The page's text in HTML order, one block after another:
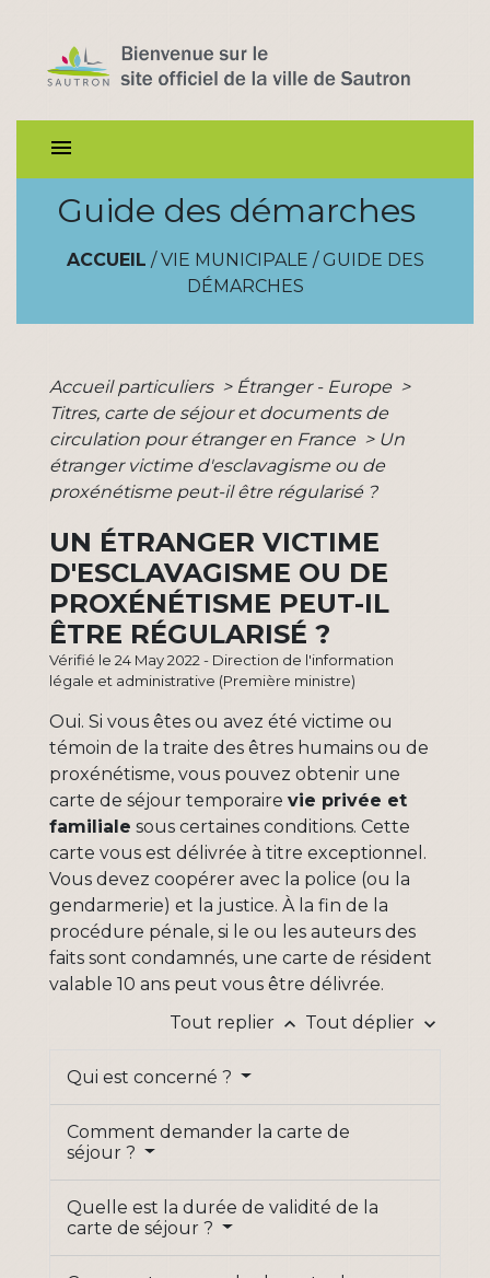
menu
Guide des démarches
ACCUEIL / VIE MUNICIPALE / GUIDE DES
DÉMARCHES
Accueil particuliers > Étranger - Europe >
Titres, carte de séjour et documents de
circulation pour étranger en France > Un
étranger victime d'esclavagisme ou de
proxénétisme peut-il être régularisé ?
UN ÉTRANGER VICTIME
D'ESCLAVAGISME OU DE
PROXÉNÉTISME PEUT-IL
ÊTRE RÉGULARISÉ ?
Vérifié le 24 May 2022 - Direction de l'information
légale et administrative (Première ministre)
Oui. Si vous êtes ou avez été victime ou
témoin de la traite des êtres humains ou de
proxénétisme, vous pouvez obtenir une
carte de séjour temporaire vie privée et
familiale sous certaines conditions. Cette
carte vous est délivrée à titre exceptionnel.
Vous devez coopérer avec la police (ou la
gendarmerie) et la justice. À la fin de la
procédure pénale, si le ou les auteurs des
faits sont condamnés, une carte de résident
valable 10 ans peut vous être délivrée.
Tout replier keyboard_arrow_up Tout déplier keyboard_arrow_down
Qui est concerné ?
Comment demander la carte de
séjour ?
Quelle est la durée de validité de la
carte de séjour ?